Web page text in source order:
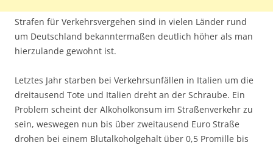
Strafen für Verkehrsvergehen sind in vielen Länder rund
um Deutschland bekanntermaßen deutlich höher als man
hierzulande gewohnt ist.
Letztes Jahr starben bei Verkehrsunfällen in Italien um die
dreitausend Tote und Italien dreht an der Schraube. Ein
Problem scheint der Alkoholkonsum im Straßenverkehr zu
sein, weswegen nun bis über zweitausend Euro Straße
drohen bei einem Blutalkoholgehalt über 0,5 Promille bis